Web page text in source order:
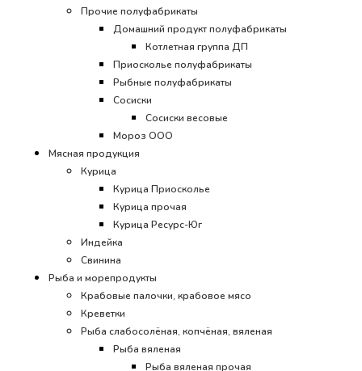
Прочие полуфабрикаты
Домашний продукт полуфабрикаты
Котлетная группа ДП
Приосколье полуфабрикаты
Рыбные полуфабрикаты
Сосиски
Сосиски весовые
Мороз ООО
Мясная продукция
Курица
Курица Приосколье
Курица прочая
Курица Ресурс-Юг
Индейка
Свинина
Рыба и морепродукты
Крабовые палочки, крабовое мясо
Креветки
Рыба слабосолёная, копчёная, вяленая
Рыба вяленая
Рыба вяленая прочая